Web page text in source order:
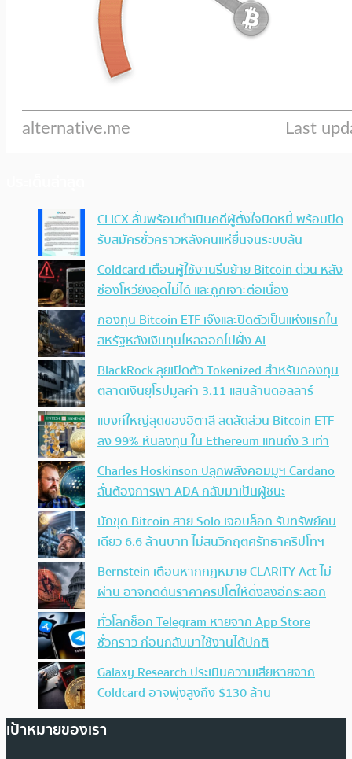
CLICX ลั่นพร้อมดำเนินคดีผู้ตั้งใจบิดหนี้ พร้อมปิด
รับสมัครชั่วคราวหลังคนแห่ยื่นจนระบบล้น
Coldcard เตือนผู้ใช้งานรีบย้าย Bitcoin ด่วน หลัง
ช่องโหว่ยังอุดไม่ได้ และถูกเจาะต่อเนื่อง
กองทุน Bitcoin ETF เจ๊งและปิดตัวเป็นแห่งแรกใน
สหรัฐหลังเงินทุนไหลออกไปฝั่ง AI
BlackRock ลุยเปิดตัว Tokenized สำหรับกองทุน
ตลาดเงินยุโรปมูลค่า 3.11 แสนล้านดอลลาร์
แบงก์ใหญ่สุดของอิตาลี ลดสัดส่วน Bitcoin ETF
ลง 99% หันลงทุน ใน Ethereum แทนถึง 3 เท่า
Charles Hoskinson ปลุกพลังคอมมูฯ Cardano
ลั่นต้องการพา ADA กลับมาเป็นผู้ชนะ
นักขุด Bitcoin สาย Solo เจอบล็อก รับทรัพย์คน
เดียว 6.6 ล้านบาท ไม่สนวิกฤตศรัทธาคริปโทฯ
Bernstein เตือนหากกฎหมาย CLARITY Act ไม่
ผ่าน อาจกดดันราคาคริปโตให้ดิ่งลงอีกระลอก
ทั่วโลกช็อก Telegram หายจาก App Store
ชั่วคราว ก่อนกลับมาใช้งานได้ปกติ
Galaxy Research ประเมินความเสียหายจาก
Coldcard อาจพุ่งสูงถึง $130 ล้าน
เป้าหมายของเรา